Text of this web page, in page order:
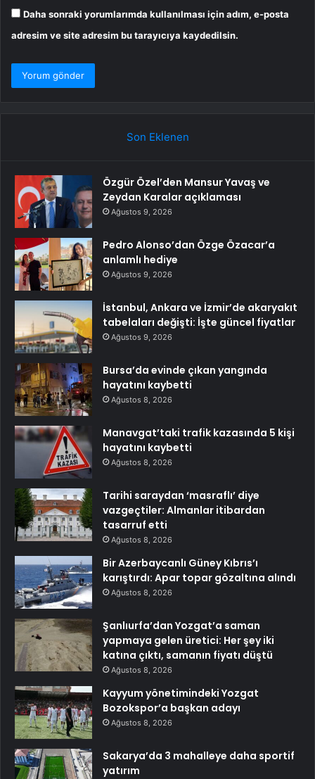
Daha sonraki yorumlarımda kullanılması için adım, e-posta
adresim ve site adresim bu tarayıcıya kaydedilsin.
Son Eklenen
Özgür Özel’den Mansur Yavaş ve
Zeydan Karalar açıklaması
Ağustos 9, 2026
Pedro Alonso’dan Özge Özacar’a
anlamlı hediye
Ağustos 9, 2026
İstanbul, Ankara ve İzmir’de akaryakıt
tabelaları değişti: İşte güncel fiyatlar
Ağustos 9, 2026
Bursa’da evinde çıkan yangında
hayatını kaybetti
Ağustos 8, 2026
Manavgat’taki trafik kazasında 5 kişi
hayatını kaybetti
Ağustos 8, 2026
Tarihi saraydan ‘masraflı’ diye
vazgeçtiler: Almanlar itibardan
tasarruf etti
Ağustos 8, 2026
Bir Azerbaycanlı Güney Kıbrıs’ı
karıştırdı: Apar topar gözaltına alındı
Ağustos 8, 2026
Şanlıurfa’dan Yozgat’a saman
yapmaya gelen üretici: Her şey iki
katına çıktı, samanın fiyatı düştü
Ağustos 8, 2026
Kayyum yönetimindeki Yozgat
Bozokspor’a başkan adayı
Ağustos 8, 2026
Sakarya’da 3 mahalleye daha sportif
yatırım